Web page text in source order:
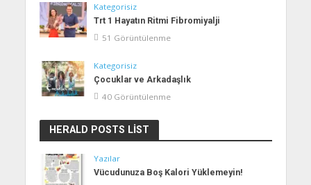
Kategorisiz
Trt 1 Hayatın Ritmi Fibromiyalji
51 Görüntülenme
Kategorisiz
Çocuklar ve Arkadaşlık
40 Görüntülenme
HERALD POSTS LIST
Yazılar
Vücudunuza Boş Kalori Yüklemeyin!